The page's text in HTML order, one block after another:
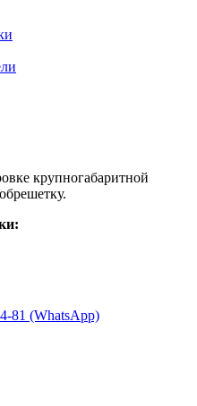
крупногабаритной
81 (WhatsApp)